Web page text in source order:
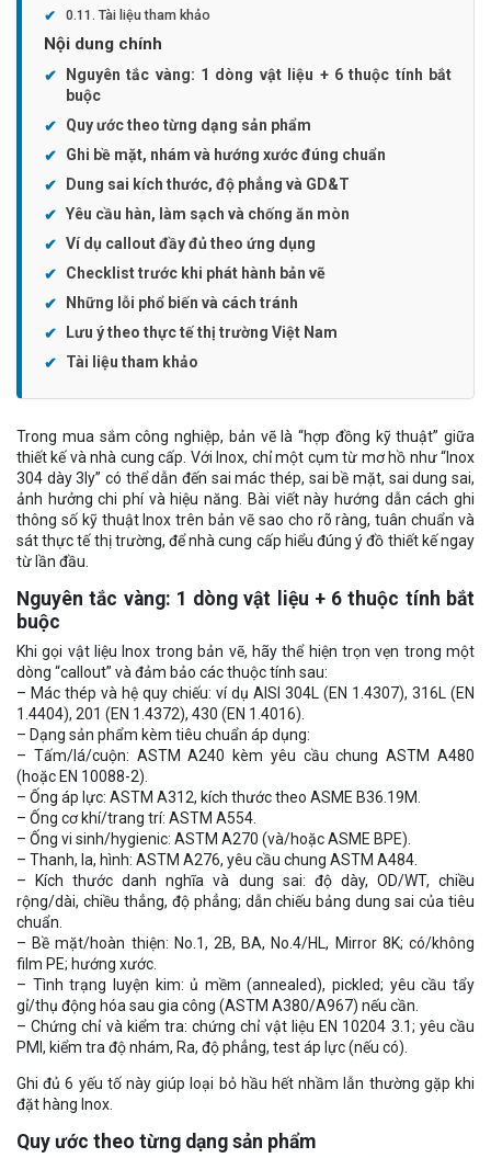
Tài liệu tham khảo
Nội dung chính
Nguyên tắc vàng: 1 dòng vật liệu + 6 thuộc tính bắt
buộc
Quy ước theo từng dạng sản phẩm
Ghi bề mặt, nhám và hướng xước đúng chuẩn
Dung sai kích thước, độ phẳng và GD&T
Yêu cầu hàn, làm sạch và chống ăn mòn
Ví dụ callout đầy đủ theo ứng dụng
Checklist trước khi phát hành bản vẽ
Những lỗi phổ biến và cách tránh
Lưu ý theo thực tế thị trường Việt Nam
Tài liệu tham khảo
Trong mua sắm công nghiệp, bản vẽ là “hợp đồng kỹ thuật” giữa
thiết kế và nhà cung cấp. Với Inox, chỉ một cụm từ mơ hồ như “Inox
304 dày 3ly” có thể dẫn đến sai mác thép, sai bề mặt, sai dung sai,
ảnh hưởng chi phí và hiệu năng. Bài viết này hướng dẫn cách ghi
thông số kỹ thuật Inox trên bản vẽ sao cho rõ ràng, tuân chuẩn và
sát thực tế thị trường, để nhà cung cấp hiểu đúng ý đồ thiết kế ngay
từ lần đầu.
Nguyên tắc vàng: 1 dòng vật liệu + 6 thuộc tính bắt
buộc
Khi gọi vật liệu Inox trong bản vẽ, hãy thể hiện trọn vẹn trong một
dòng “callout” và đảm bảo các thuộc tính sau:
– Mác thép và hệ quy chiếu: ví dụ AISI 304L (EN 1.4307), 316L (EN
1.4404), 201 (EN 1.4372), 430 (EN 1.4016).
– Dạng sản phẩm kèm tiêu chuẩn áp dụng:
– Tấm/lá/cuộn: ASTM A240 kèm yêu cầu chung ASTM A480
(hoặc EN 10088-2).
– Ống áp lực: ASTM A312, kích thước theo ASME B36.19M.
– Ống cơ khí/trang trí: ASTM A554.
– Ống vi sinh/hygienic: ASTM A270 (và/hoặc ASME BPE).
– Thanh, la, hình: ASTM A276, yêu cầu chung ASTM A484.
– Kích thước danh nghĩa và dung sai: độ dày, OD/WT, chiều
rộng/dài, chiều thẳng, độ phẳng; dẫn chiếu bảng dung sai của tiêu
chuẩn.
– Bề mặt/hoàn thiện: No.1, 2B, BA, No.4/HL, Mirror 8K; có/không
film PE; hướng xước.
– Tình trạng luyện kim: ủ mềm (annealed), pickled; yêu cầu tẩy
gỉ/thụ động hóa sau gia công (ASTM A380/A967) nếu cần.
– Chứng chỉ và kiểm tra: chứng chỉ vật liệu EN 10204 3.1; yêu cầu
PMI, kiểm tra độ nhám, Ra, độ phẳng, test áp lực (nếu có).
Ghi đủ 6 yếu tố này giúp loại bỏ hầu hết nhầm lẫn thường gặp khi
đặt hàng Inox.
Quy ước theo từng dạng sản phẩm